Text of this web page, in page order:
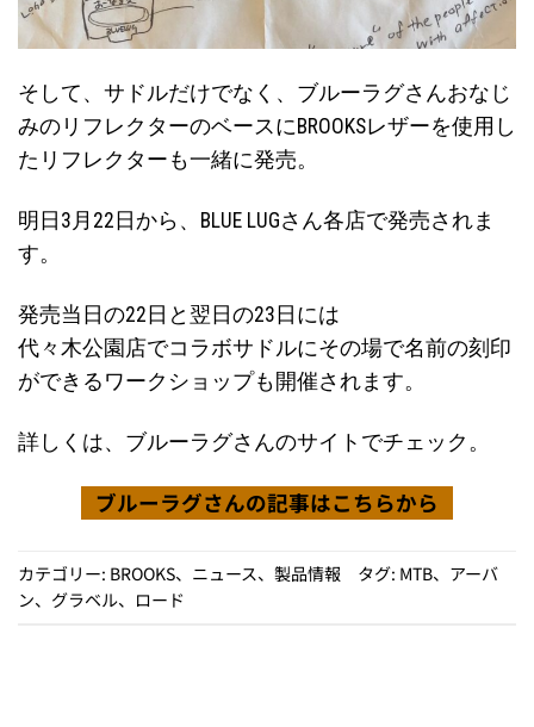
そして、サドルだけでなく、ブルーラグさんおなじ
みのリフレクターのベースにBROOKSレザーを使用し
たリフレクターも一緒に発売。
明日3月22日から、BLUE LUGさん各店で発売されま
す。
発売当日の22日と翌日の23日には
代々木公園店でコラボサドルにその場で名前の刻印
ができるワークショップも開催されます。
詳しくは、ブルーラグさんのサイトでチェック。
ブルーラグさんの記事はこちらから
カテゴリー: BROOKS、 ニュース、 製品情報 タグ: MTB、 アーバ
ン、 グラベル、 ロード